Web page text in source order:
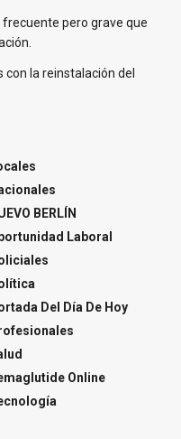
pero grave que
la reinstalación del
BERLÍN
Laboral
Del Día De Hoy
Online